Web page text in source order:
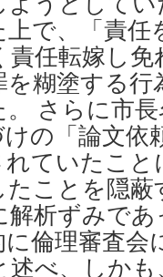
で、「責任
責任転嫁し
糊塗する行
さらに市
の「論文依
れていたこ
ことを隠
解析ずみで
倫理審査会
述べ、しか